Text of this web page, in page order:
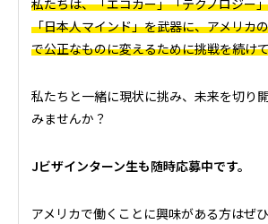
私たちは、「エコカー」「テクノロジー
「日本人マインド」を武器に、アメリカ
で公正なものに変えるために挑戦を続け
私たちと一緒に現状に挑み、未来を切り
みませんか？
Jビザインターン生も随時応募中です。
アメリカで働くことに興味がある方はぜ